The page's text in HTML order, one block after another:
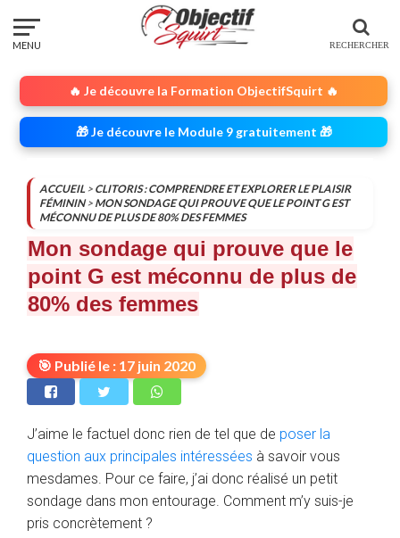
🔥 Je découvre la Formation ObjectifSquirt 🔥
🎁 Je découvre le Module 9 gratuitement 🎁
ACCUEIL > CLITORIS : COMPRENDRE ET EXPLORER LE PLAISIR
FÉMININ> MON SONDAGE QUI PROUVE QUE LE POINT G EST
MÉCONNU DE PLUS DE 80% DES FEMMES
Mon sondage qui prouve que le
point G est méconnu de plus de
80% des femmes
🎯 Publié le : 17 juin 2020
J’aime le factuel donc rien de tel que de poser la
question aux principales intéressées à savoir vous
mesdames. Pour ce faire, j’ai donc réalisé un petit
sondage dans mon entourage. Comment m’y suis-je
pris concrètement ?